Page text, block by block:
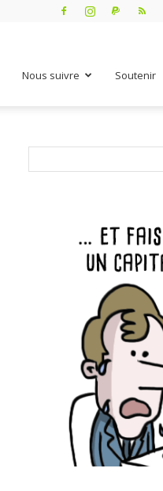
Nous suivre Soutenir